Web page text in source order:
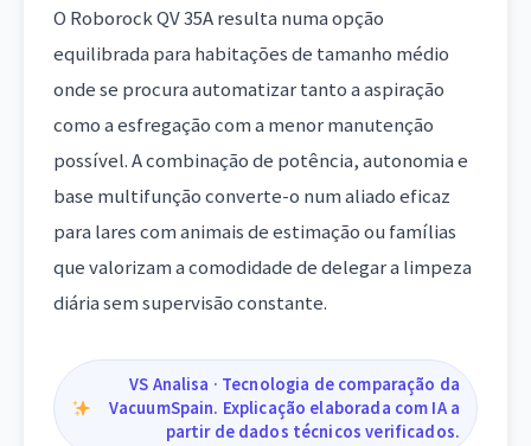
O Roborock QV 35A resulta numa opção
equilibrada para habitações de tamanho médio
onde se procura automatizar tanto a aspiração
como a esfregação com a menor manutenção
possível. A combinação de potência, autonomia e
base multifunção converte-o num aliado eficaz
para lares com animais de estimação ou famílias
que valorizam a comodidade de delegar a limpeza
diária sem supervisão constante.
VS Analisa · Tecnologia de comparação da
VacuumSpain. Explicação elaborada com IA a
partir de dados técnicos verificados.